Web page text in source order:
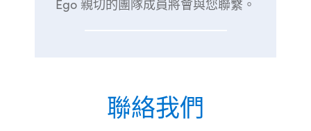
Ego 親切的團隊成員將會與您聯繫。
聯絡我們